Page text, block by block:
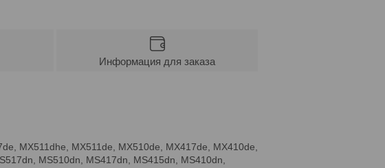
Информация для заказа
MX511dhe, MX511de, MX510de, MX417de, MX410de,
MS510dn, MS417dn, MS415dn, MS410dn,